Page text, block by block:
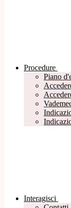
Procedure
Piano
Interagisci